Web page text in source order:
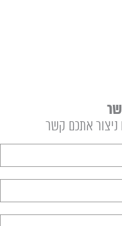
ניצור אתכם קשר